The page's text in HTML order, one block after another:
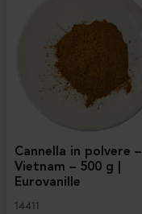
Cannella in polvere –
Vietnam – 500 g |
Eurovanille
14411